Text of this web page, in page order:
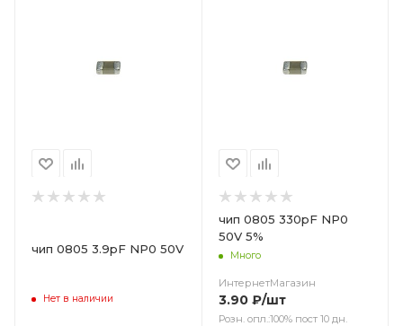
чип 0805 3.9pF NP0 50V
Нет в наличии
чип 0805 330pF NP0
50V 5%
Много
ИнтернетМагазин
3.90₽/шт
Розн. опл.:100% пост 10 дн.